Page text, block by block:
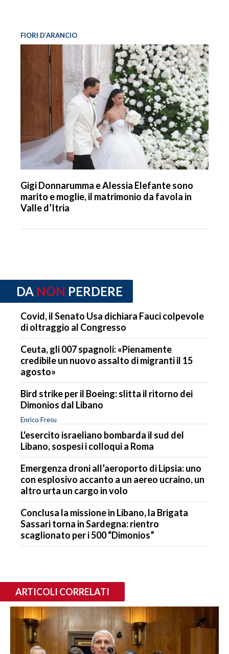
FIORI D’ARANCIO
Gigi Donnarumma e Alessia Elefante sono
marito e moglie, il matrimonio da favola in
Valle d’Itria
DA NON PERDERE
Covid, il Senato Usa dichiara Fauci colpevole
di oltraggio al Congresso
Ceuta, gli 007 spagnoli: «Pienamente
credibile un nuovo assalto di migranti il 15
agosto»
Bird strike per il Boeing: slitta il ritorno dei
Dimonios dal Libano
Enrico Fresu
L'esercito israeliano bombarda il sud del
Libano, sospesi i colloqui a Roma
Emergenza droni all’aeroporto di Lipsia: uno
con esplosivo accanto a un aereo ucraino, un
altro urta un cargo in volo
Conclusa la missione in Libano, la Brigata
Sassari torna in Sardegna: rientro
scaglionato per i 500 “Dimonios”
ARTICOLI CORRELATI